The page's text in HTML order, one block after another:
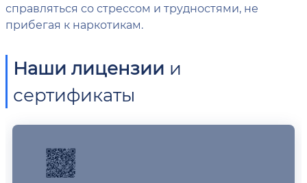
справляться со стрессом и трудностями, не
прибегая к наркотикам.
Наши лицензии и
сертификаты